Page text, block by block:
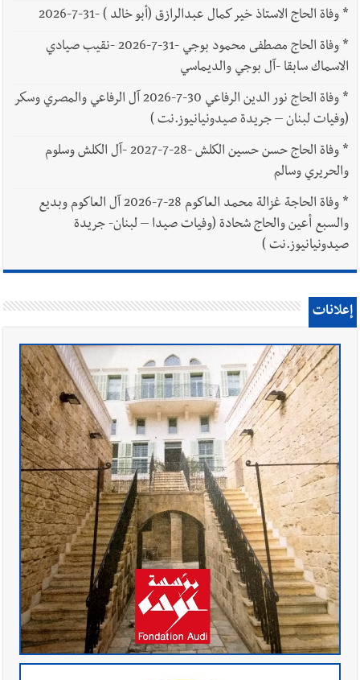
*وفاة الحاج الاستاذ خير كمال عبدالرازق (أبو خالد ) -31-7-2026
*
وفاة الحاج مصطفى محمود بوجي -31-7-2026 -نقيب صيادي
الاسماك سابقا -آل بوجي والديماسي
*
وفاة الحاج نور الدين الرفاعي 30-7-2026 آل الرفاعي والمصري وسكر
(وفيات لبنان – جريدة صيدونيانيوز.نت )
*
وفاة الحاج حسن حسين الكلش -28-7-2027 -آل الكلش وسلوم
والحريري وسالم
*
وفاة الحاجة غزالة محمد العاكوم 28-7-2026 آل العاكوم وبديع
والسبع أعين والحاج شحادة (وفيات صيدا – لبنان- جريدة
صيدونيانيوز.نت )
إعلانات